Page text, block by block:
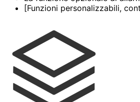
[Funzioni personalizzabili,